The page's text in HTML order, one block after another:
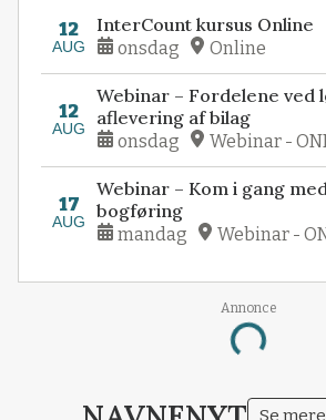
12
AUG
InterCount kursus Online
onsdag Online
12
AUG
Webinar – Fordelene ved
aflevering af bilag
onsdag Webinar -
17
AUG
Webinar – Kom i gang
bogføring
mandag Webinar -
Annonce
Loading...
Se